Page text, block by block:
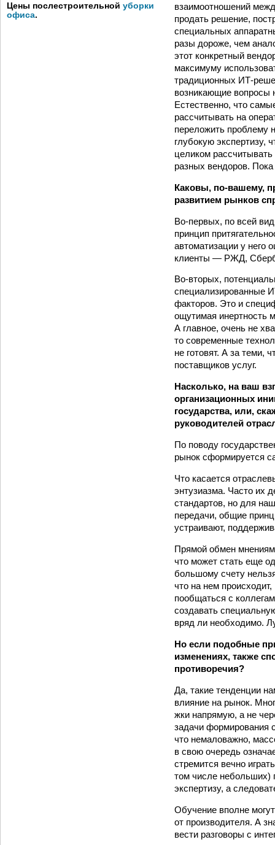
Цены послестроительной уборки
офиса.
взаимоотношений
продать решение,
специальных
разы дороже, чем
этот конкретный
максимуму
традиционных ИТ-
возникающие вопросы
Естественно, что
рассчитывать на
переложить проблему
глубокую экспертизу,
целиком рассчитывать
разных вендоров.
Каковы, по-вашему,
развитием рынков
Во-первых, по всей
прин­цип
автомати­зации у него
клиенты — РЖД,
Во-вторых,
специализированные
факторов. Это и
ощутимая инертность
А главное, очень не
то современные
не готовят. А за теми,
поставщиков услуг.
Насколько, на ваш
организационных
государства, или,
руководителей
По поводу
рынок сформируется
Что касается
энтузиазма. Часто их
стандартов, но для
передачи, общие
устраивают,
Прямой обмен
что может стать еще
большому счету
что на нем
пообщаться с
создавать
вряд ли необходимо.
Но если подобные
изменениях, также
противоречия?
Да, такие тенденции
влияние на рынок.
жки напрямую, а не
задачи формирования
что немаловажно,
в свою очередь
стремится вечно
том числе не­больших)
экспертизу, а
Обучение вполне
от производителя. А
вести разговоры с